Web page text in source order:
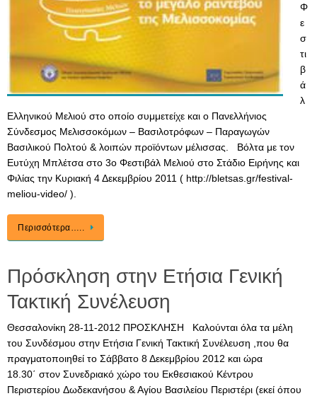
Φ
ε
σ
τι
β
ά
λ
Ελληνικού Μελιού στο οποίο συμμετείχε και ο Πανελλήνιος
Σύνδεσμος Μελισσοκόμων – Βασιλοτρόφων – Παραγωγών
Βασιλικού Πολτού & λοιπών προϊόντων μέλισσας. Βόλτα με τον
Ευτύχη Μπλέτσα στο 3ο Φεστιβάλ Μελιού στο Στάδιο Ειρήνης και
Φιλίας την Κυριακή 4 Δεκεμβρίου 2011 ( http://bletsas.gr/festival-
meliou-video/ ).
Περισσότερα…..
Πρόσκληση στην Ετήσια Γενική
Τακτική Συνέλευση
Θεσσαλονίκη 28-11-2012 ΠΡΟΣΚΛΗΣΗ Καλούνται όλα τα μέλη
του Συνδέσμου στην Ετήσια Γενική Τακτική Συνέλευση ,που θα
πραγματοποιηθεί το Σάββατο 8 Δεκεμβρίου 2012 και ώρα
18.30΄ στον Συνεδριακό χώρο του Εκθεσιακού Κέντρου
Περιστερίου Δωδεκανήσου & Αγίου Βασιλείου Περιστέρι (εκεί όπου